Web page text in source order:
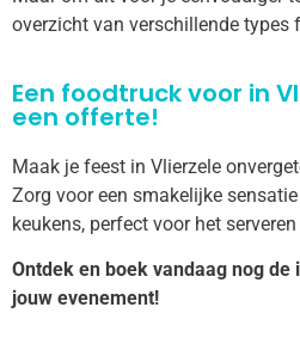
overzicht van verschillende types
Een foodtruck voor in
een offerte!
Maak je feest in Vlierzele
Zorg voor een smakelijke
keukens, perfect voor het
Ontdek en boek vandaag nog
jouw evenement!